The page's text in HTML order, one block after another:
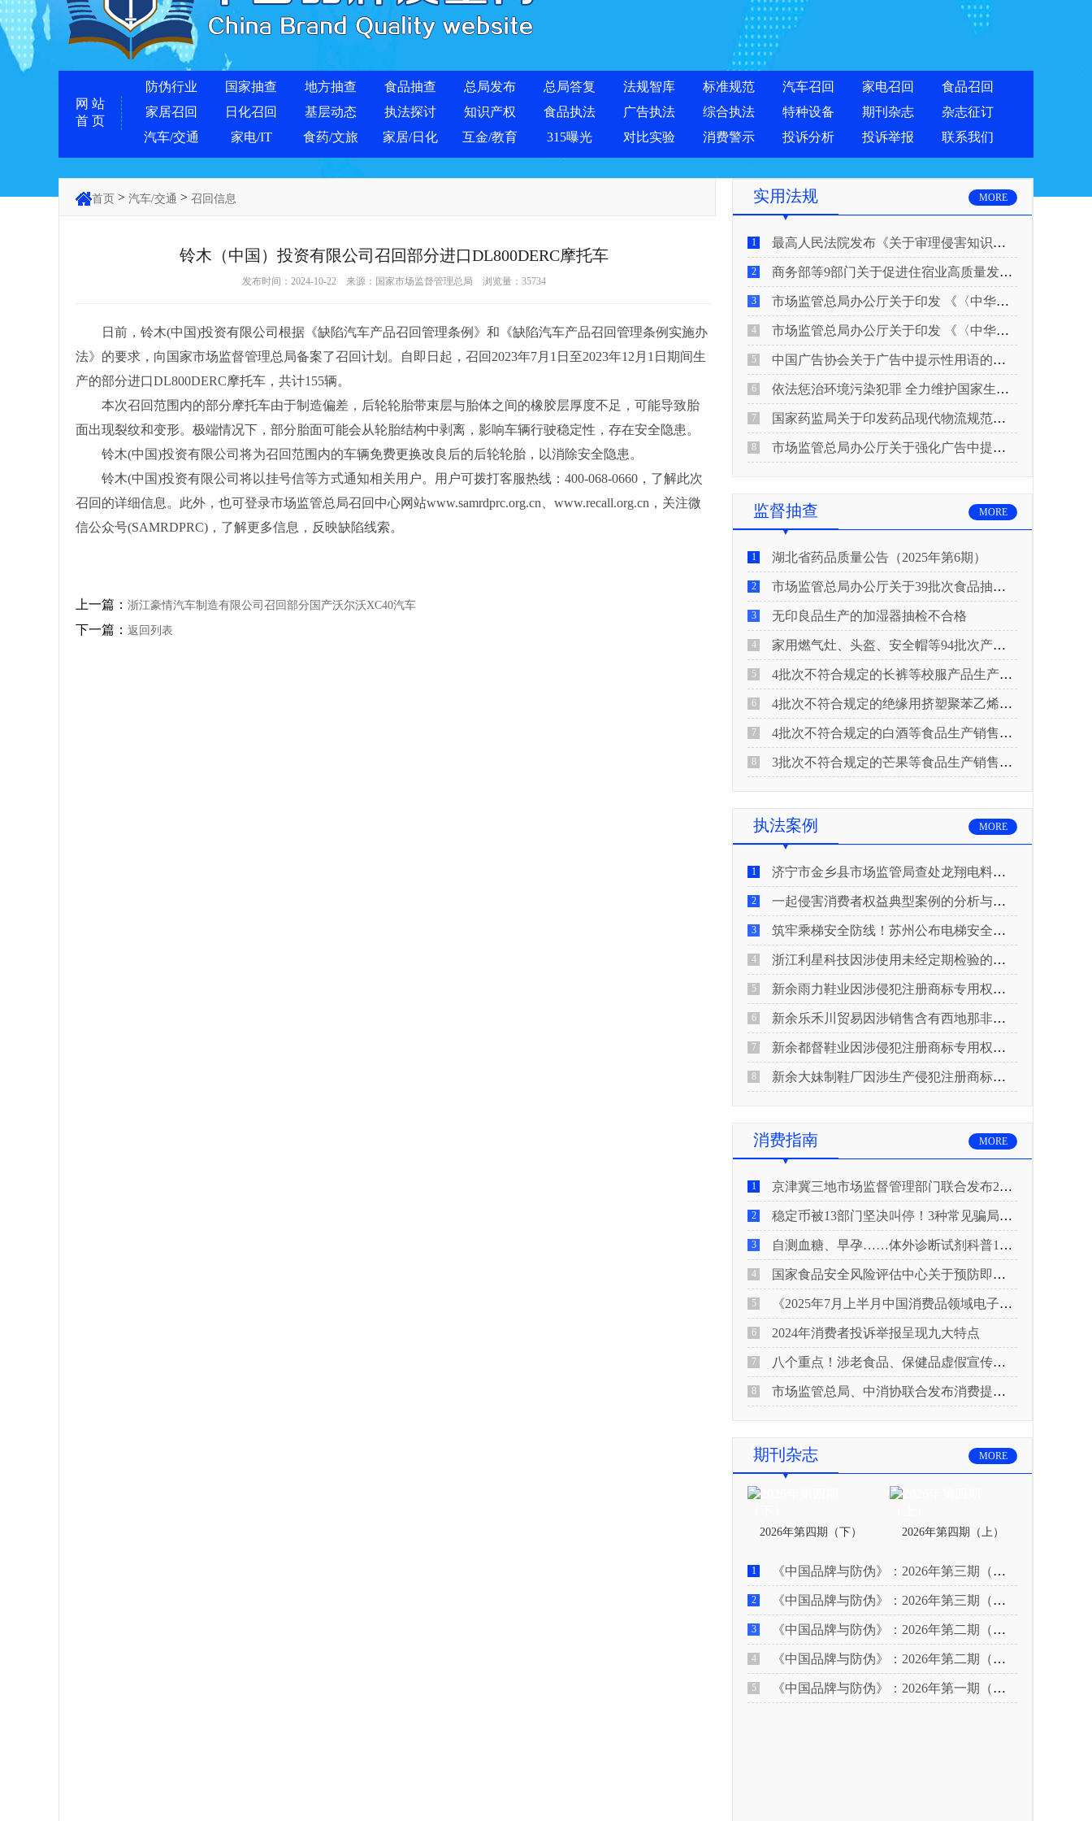
网 站
首 页
防伪行业 国家抽查 地方抽查 食品抽查 总局发布 总局答复 法规智库 标准规范 汽车召回 家电召回
食品召回
家居召回
日化召回 基层动态 执法探讨 知识产权 食品执法 广告执法 综合执法 特种设备 期刊杂志
杂志征订
汽车/交通
家电/IT 食药/文旅 家居/日化 互金/教育 315曝光 对比实验 消费警示 投诉分析 投诉举报 联系我们
首页 > 汽车/交通 > 召回信息
铃木（中国）投资有限公司召回部分进口DL800DERC摩托车
发布时间：2024-10-22 来源： 国家市场监督管理总局 浏览量： 35734
日前，铃木(中国)投资有限公司根据《缺陷汽车产品召回管理条例》和《缺陷汽车产品召回管理条例实施办
法》的要求，向国家市场监督管理总局备案了召回计划。自即日起，召回2023年7月1日至2023年12月1日期间生
产的部分进口DL800DERC摩托车，共计155辆。
本次召回范围内的部分摩托车由于制造偏差，后轮轮胎带束层与胎体之间的橡胶层厚度不足，可能导致胎
面出现裂纹和变形。极端情况下，部分胎面可能会从轮胎结构中剥离，影响车辆行驶稳定性，存在安全隐患。
铃木(中国)投资有限公司将为召回范围内的车辆免费更换改良后的后轮轮胎，以消除安全隐患。
铃木(中国)投资有限公司将以挂号信等方式通知相关用户。用户可拨打客服热线：400-068-0660，了解此次
召回的详细信息。此外，也可登录市场监管总局召回中心网站www.samrdprc.org.cn、www.recall.org.cn，关注微
信公众号(SAMRDPRC)，了解更多信息，反映缺陷线索。
上一篇： 浙江豪情汽车制造有限公司召回部分国产沃尔沃XC40汽车
下一篇： 返回列表
实用法规 MORE
1 最高人民法院发布《关于审理侵害知识产权民事纠纷案件适用惩罚性赔偿的解释》
2 商务部等9部门关于促进住宿业高质量发展的指导意见
3 市场监管总局办公厅关于印发 《〈中华人民共和国广告法〉适用问题 执法指南（二）》的通知
4 市场监管总局办公厅关于印发 《〈中华人民共和国广告法〉适用问题 执法指南（一）》的通知
5 中国广告协会关于广告中提示性用语的合规风险提示
6 依法惩治环境污染犯罪 全力维护国家生态安全 “两高”公布《关于修改〈最高人民法院、最高人民检察院关于办理环境污染刑事案件适用法律若干问题的解释〉的决定》
7 国家药监局关于印发药品现代物流规范化建设指导意见的通知
8 市场监管总局办公厅关于强化广告中提示性用语监管工作的通知
监督抽查 MORE
1 湖北省药品质量公告（2025年第6期）
2 市场监管总局办公厅关于39批次食品抽检不合格情况的通报
3 无印良品生产的加湿器抽检不合格
4 家用燃气灶、头盔、安全帽等94批次产品抽查不合格！
5 4批次不符合规定的长裤等校服产品生产销售企业被济南市市场监管局通报！
6 4批次不符合规定的绝缘用挤塑聚苯乙烯泡沫板（XPS）等产品生产销售企业被广元市市场监督管理局通报！
7 4批次不符合规定的白酒等食品生产销售企业被重庆市市场监督管理局通告！
8 3批次不符合规定的芒果等食品生产销售企业被长治市屯留区市场监督管理局公告！
执法案例 MORE
1 济宁市金乡县市场监管局查处龙翔电料批发部非法销售电线电缆案
2 一起侵害消费者权益典型案例的分析与启示
3 筑牢乘梯安全防线！苏州公布电梯安全领域典型案例
4 浙江利星科技因涉使用未经定期检验的压力管道被查
5 新余雨力鞋业因涉侵犯注册商标专用权被查
6 新余乐禾川贸易因涉销售含有西地那非的保健食品被查
7 新余都督鞋业因涉侵犯注册商标专用权被查
8 新余大妹制鞋厂因涉生产侵犯注册商标专用权的产品被查
消费指南 MORE
1 京津冀三地市场监督管理部门联合发布2026年春节期间消费提示
2 稳定币被13部门坚决叫停！3种常见骗局“套路”曝光
3 自测血糖、早孕……体外诊断试剂科普10问来了！建议收藏
4 国家食品安全风险评估中心关于预防即食真空包装肉制品肉毒中毒的风险提示
5 《2025年7月上半月中国消费品领域电子电器行业产品质量投诉分析报告》
6 2024年消费者投诉举报呈现九大特点
7 八个重点！涉老食品、保健品虚假宣传识别技巧
8 市场监管总局、中消协联合发布消费提示：关注检测报告：果蔬安全的“通行证”
期刊杂志 MORE
2026年第四期（下） 2026年第四期（上）
1 《中国品牌与防伪》：2026年第三期（下）
2 《中国品牌与防伪》：2026年第三期（上）
3 《中国品牌与防伪》：2026年第二期（下）
4 《中国品牌与防伪》：2026年第二期（上）
5 《中国品牌与防伪》：2026年第一期（下）